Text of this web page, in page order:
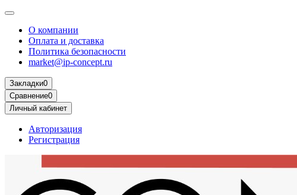
О компании
Оплата и доставка
Политика безопасности
market@ip-concept.ru
Закладки0
Сравнение0
Личный кабинет
Авторизация
Регистрация